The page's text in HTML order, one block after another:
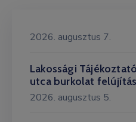
2026. augusztus 7.
Lakossági
utca burkolat
2026. augusztus 5.